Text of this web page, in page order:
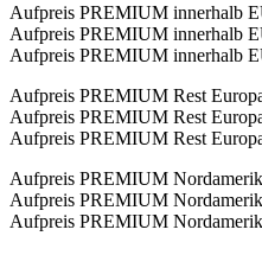
Aufpreis PREMIUM innerhalb
Aufpreis PREMIUM innerhalb
Aufpreis PREMIUM innerhalb
Aufpreis PREMIUM Rest
Aufpreis PREMIUM Rest
Aufpreis PREMIUM Rest
Aufpreis PREMIUM
Aufpreis PREMIUM
Aufpreis PREMIUM